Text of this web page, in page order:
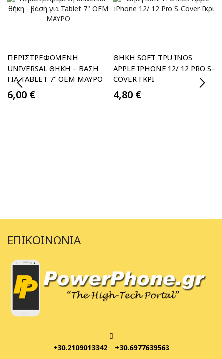
ΠΕΡΙΣΤΡΕΦΌΜΕΝΗ
UNIVERSAL ΘΉΚΗ – ΒΆΣΗ
ΓΙΑ TABLET 7" OEM ΜΑΥΡΟ
6,00 €
ΘΉΚΗ SOFT TPU INOS
APPLE IPHONE 12/ 12 PRO S-
COVER ΓΚΡΙ
4,80 €
ΕΠΙΚΟΙΝΩΝΊΑ
+30.2109013342 | +30.6977639563